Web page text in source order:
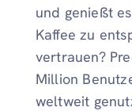
und genießt
Kaffee zu
vertrauen?
Million
weltweit